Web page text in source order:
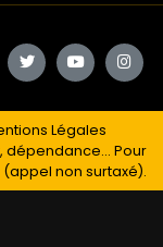
Légales
dépendance... Pour
(appel non surtaxé).